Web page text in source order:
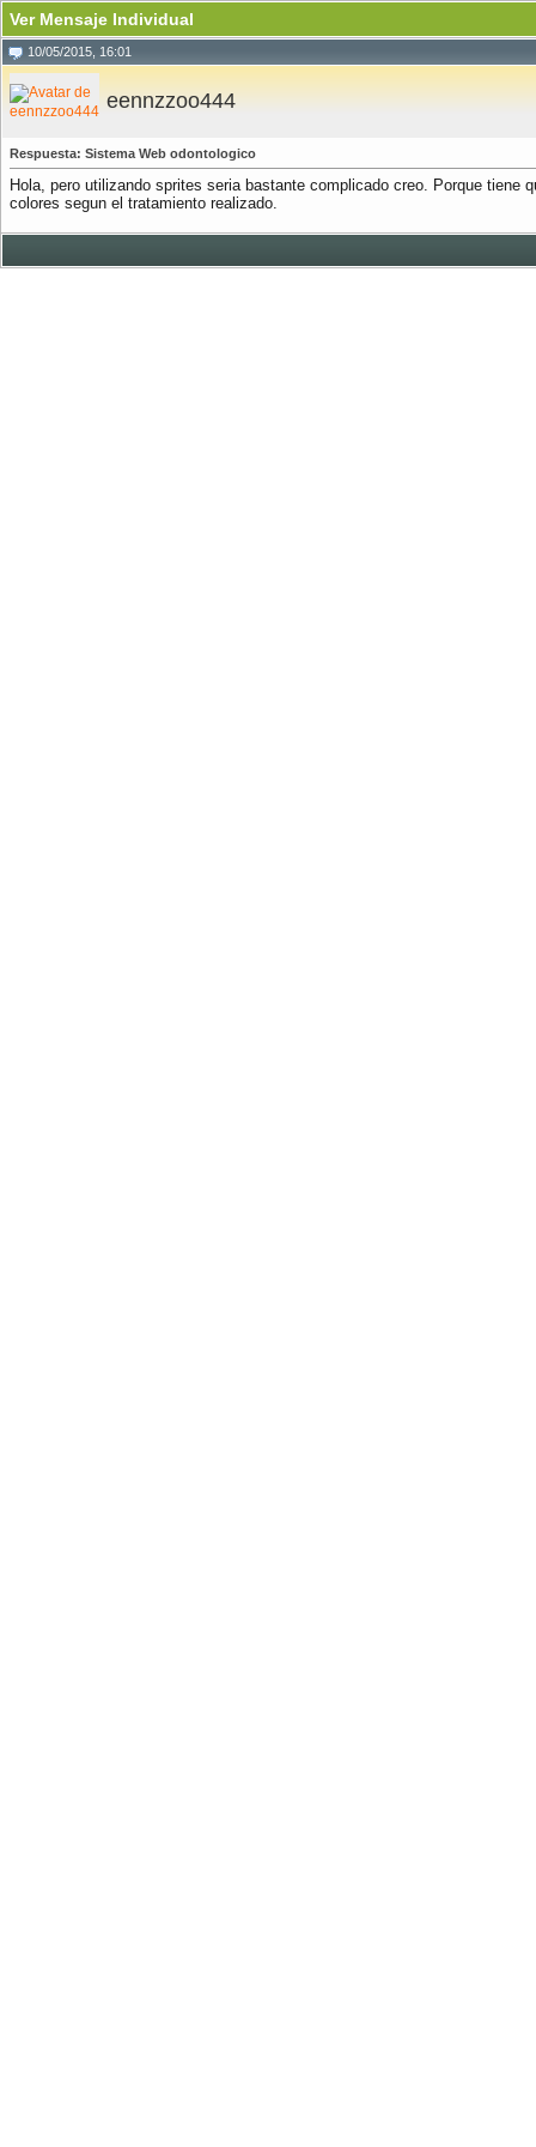
Ver Mensaje Individual
10/05/2015, 16:01
eennzzoo444
Respuesta: Sistema Web odontologico
Hola, pero utilizando sprites seria bastante complicado creo. Porque
colores segun el tratamiento realizado.